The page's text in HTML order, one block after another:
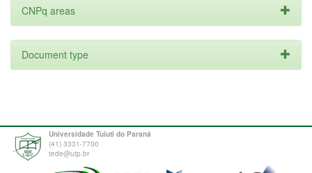
CNPq areas
Document type
Universidade Tuiuti do Paraná
(41) 3331-7700
tede@utp.br